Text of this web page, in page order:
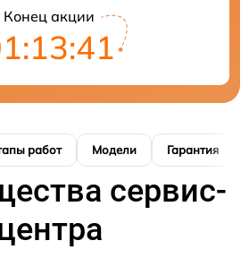
Конец акции
работ Модели Гарантия
сервис-